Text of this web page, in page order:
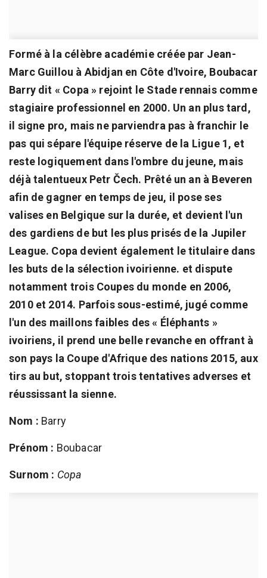
Formé à la célèbre académie créée par Jean-
Marc Guillou à Abidjan en Côte d'Ivoire, Boubacar
Barry dit « Copa » rejoint le Stade rennais comme
stagiaire professionnel en 2000. Un an plus tard,
il signe pro, mais ne parviendra pas à franchir le
pas qui sépare l'équipe réserve de la Ligue 1, et
reste logiquement dans l'ombre du jeune, mais
déjà talentueux Petr Čech. Prêté un an à Beveren
afin de gagner en temps de jeu, il pose ses
valises en Belgique sur la durée, et devient l'un
des gardiens de but les plus prisés de la Jupiler
League. Copa devient également le titulaire dans
les buts de la sélection ivoirienne. et dispute
notamment trois Coupes du monde en 2006,
2010 et 2014. Parfois sous-estimé, jugé comme
l'un des maillons faibles des « Éléphants »
ivoiriens, il prend une belle revanche en offrant à
son pays la Coupe d'Afrique des nations 2015, aux
tirs au but, stoppant trois tentatives adverses et
réussissant la sienne.
Nom : Barry
Prénom : Boubacar
Surnom : Copa